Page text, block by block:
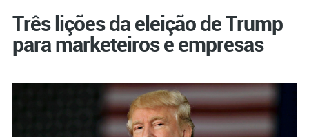
Três lições da eleição de Trump
para marketeiros e empresas